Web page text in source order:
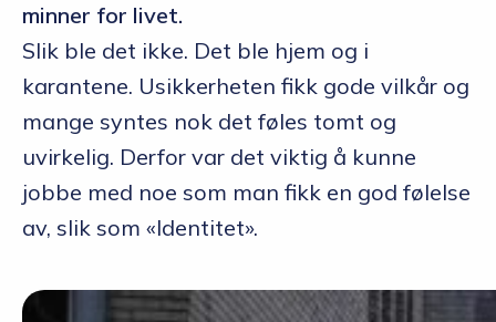
minner for livet.
Slik ble det ikke. Det ble hjem og i
karantene. Usikkerheten fikk gode vilkår og
mange syntes nok det føles tomt og
uvirkelig. Derfor var det viktig å kunne
jobbe med noe som man fikk en god følelse
av, slik som «Identitet».